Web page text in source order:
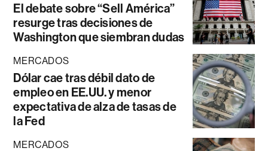
El debate sobre “Sell América”
resurge tras decisiones de
Washington que siembran dudas
MERCADOS
Dólar cae tras débil dato de
empleo en EE.UU. y menor
expectativa de alza de tasas de
la Fed
MERCADOS